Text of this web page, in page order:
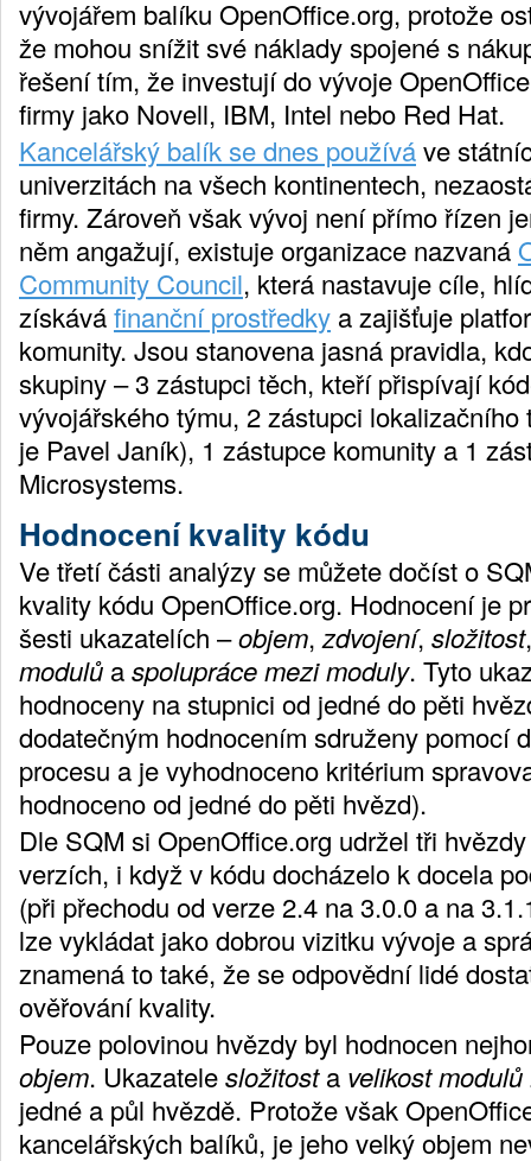
vývojářem balíku OpenOffice.org, protože
že mohou snížit své náklady spojené s
řešení tím, že investují do vývoje
firmy jako Novell, IBM, Intel nebo Red Hat.
Kancelářský balík se dnes používáve
univerzitách na všech kontinentech,
firmy. Zároveň však vývoj není přímo řízen
něm angažují, existuje organizace nazvaná
Community Council, která nastavuje cíle,
získáváfinanční prostředky a zajišťuje
komunity. Jsou stanovena jasná pravidla,
skupiny – 3 zástupci těch, kteří přispívají
vývojářského týmu, 2 zástupci
je Pavel Janík), 1 zástupce komunity a 1
Microsystems.
Hodnocení kvality kódu
Ve třetí části analýzy se můžete dočíst o
kvality kódu OpenOffice.org. Hodnocení je
šesti ukazatelích –objem, zdvojení, složitost
modulů aspolupráce mezi moduly. Tyto
hodnoceny na stupnici od jedné do pěti
dodatečným hodnocením sdruženy pomocí
procesu a je vyhodnoceno kritérium
hodnoceno od jedné do pěti hvězd).
Dle SQM si OpenOffice.org udržel tři
verzích, i když v kódu docházelo k docela
(při přechodu od verze 2.4 na 3.0.0 a na
lze vykládat jako dobrou vizitku vývoje a
znamená to také, že se odpovědní lidé
ověřování kvality.
Pouze polovinou hvězdy byl hodnocen
objem. Ukazatelesložitosta velikost modulů
jedné a půl hvězdě. Protože však
kancelářských balíků, je jeho velký objem